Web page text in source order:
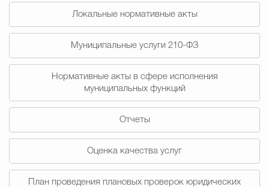
Дума городского округа
Новости Обращения граждан
Противодействие
Локальные нормативные акты
Муниципальные услуги 210-ФЗ
Нормативные акты в сфере исполнения
муниципальных функций
Отчеты
Оценка качества услуг
План проведения плановых проверок юридических